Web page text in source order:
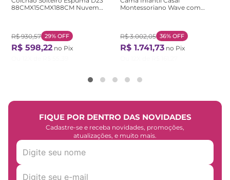
88CMX15CMX188CM Nuvem
R$ 930,57 29% OFF
R$ 598,22 no Pix
Montessoriano Wave com
Natural/Branco
R$ 3.002,05 36% OFF
R$ 1.741,73 no Pix
FIQUE POR DENTRO DAS NOVIDADES
Cadastre-se e receba novidades, promoções,
atualizações, e muito mais.